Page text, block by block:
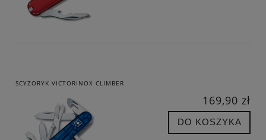
SCYZORYK VICTORINOX CLIMBER
169,90 zł
DO KOSZYKA